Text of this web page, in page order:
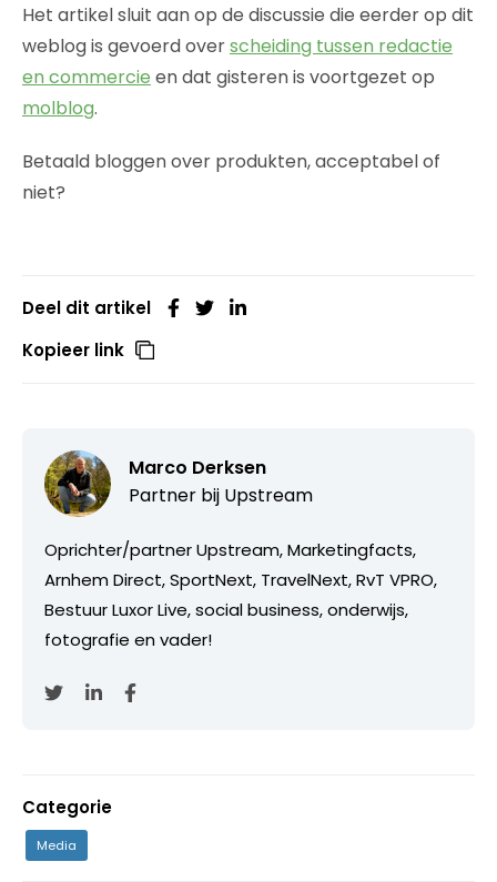
Het artikel sluit aan op de discussie die eerder op dit
weblog is gevoerd overscheiding tussen redactie
en commercie en dat gisteren is voortgezet op
molblog.
Betaald bloggen over produkten, acceptabel of
niet?
Deel dit artikel
Kopieer link
Marco Derksen
Partner bij Upstream
Oprichter/partner Upstream, Marketingfacts,
Arnhem Direct, SportNext, TravelNext, RvT VPRO,
Bestuur Luxor Live, social business, onderwijs,
fotografie en vader!
Categorie
Media